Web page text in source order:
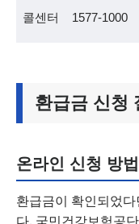
콜센터 1577-1000
환급금 신청
온라인 신청 방법
환급금이 확인되었
다. 국민건강보험공